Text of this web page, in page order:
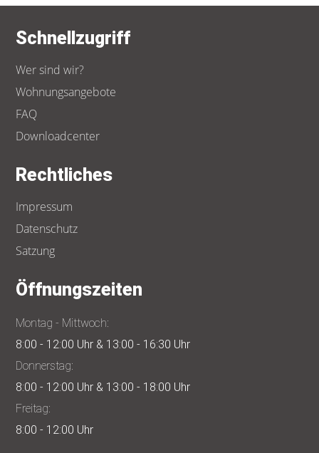
Schnellzugriff
Wer sind wir?
Wohnungsangebote
FAQ
Downloadcenter
Rechtliches
Impressum
Datenschutz
Satzung
Öffnungszeiten
Montag - Mittwoch:
8:00 - 12:00 Uhr & 13:00 - 16:30 Uhr
Donnerstag:
8:00 - 12:00 Uhr & 13:00 - 18:00 Uhr
Freitag:
8:00 - 12:00 Uhr